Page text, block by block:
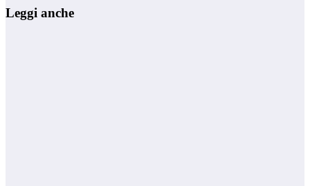
Leggi anche